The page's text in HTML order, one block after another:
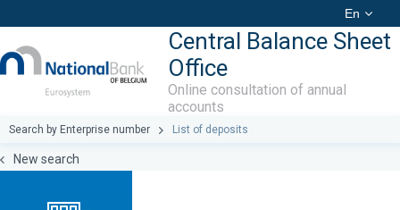
En
Central Balance Sheet
Office
Online consultation of annual
accounts
Search by Enterprise number List of deposits
New search